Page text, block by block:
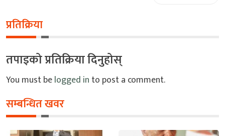
प्रतिक्रिया
तपाइको प्रतिक्रिया दिनुहोस्
You must belogged in to post a comment.
सम्बन्धित खवर